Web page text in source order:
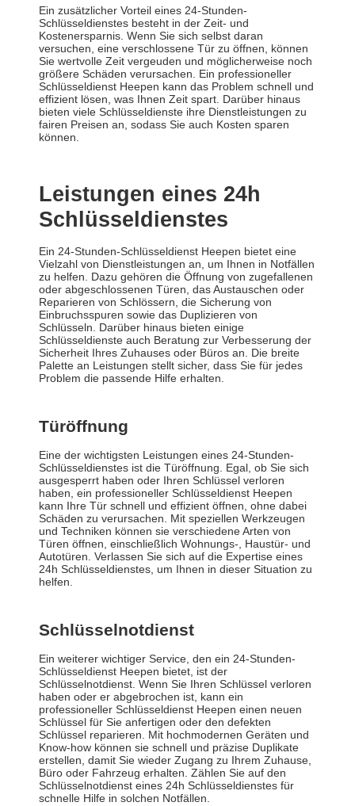
Ein zusätzlicher Vorteil eines 24-Stunden-
Schlüsseldienstes besteht in der Zeit- und
Kostenersparnis. Wenn Sie sich selbst daran
versuchen, eine verschlossene Tür zu öffnen, können
Sie wertvolle Zeit vergeuden und möglicherweise noch
größere Schäden verursachen. Ein professioneller
Schlüsseldienst Heepen kann das Problem schnell und
effizient lösen, was Ihnen Zeit spart. Darüber hinaus
bieten viele Schlüsseldienste ihre Dienstleistungen zu
fairen Preisen an, sodass Sie auch Kosten sparen
können.
Leistungen eines 24h
Schlüsseldienstes
Ein 24-Stunden-Schlüsseldienst Heepen bietet eine
Vielzahl von Dienstleistungen an, um Ihnen in Notfällen
zu helfen. Dazu gehören die Öffnung von zugefallenen
oder abgeschlossenen Türen, das Austauschen oder
Reparieren von Schlössern, die Sicherung von
Einbruchsspuren sowie das Duplizieren von
Schlüsseln. Darüber hinaus bieten einige
Schlüsseldienste auch Beratung zur Verbesserung der
Sicherheit Ihres Zuhauses oder Büros an. Die breite
Palette an Leistungen stellt sicher, dass Sie für jedes
Problem die passende Hilfe erhalten.
Türöffnung
Eine der wichtigsten Leistungen eines 24-Stunden-
Schlüsseldienstes ist die Türöffnung. Egal, ob Sie sich
ausgesperrt haben oder Ihren Schlüssel verloren
haben, ein professioneller Schlüsseldienst Heepen
kann Ihre Tür schnell und effizient öffnen, ohne dabei
Schäden zu verursachen. Mit speziellen Werkzeugen
und Techniken können sie verschiedene Arten von
Türen öffnen, einschließlich Wohnungs-, Haustür- und
Autotüren. Verlassen Sie sich auf die Expertise eines
24h Schlüsseldienstes, um Ihnen in dieser Situation zu
helfen.
Schlüsselnotdienst
Ein weiterer wichtiger Service, den ein 24-Stunden-
Schlüsseldienst Heepen bietet, ist der
Schlüsselnotdienst. Wenn Sie Ihren Schlüssel verloren
haben oder er abgebrochen ist, kann ein
professioneller Schlüsseldienst Heepen einen neuen
Schlüssel für Sie anfertigen oder den defekten
Schlüssel reparieren. Mit hochmodernen Geräten und
Know-how können sie schnell und präzise Duplikate
erstellen, damit Sie wieder Zugang zu Ihrem Zuhause,
Büro oder Fahrzeug erhalten. Zählen Sie auf den
Schlüsselnotdienst eines 24h Schlüsseldienstes für
schnelle Hilfe in solchen Notfällen.